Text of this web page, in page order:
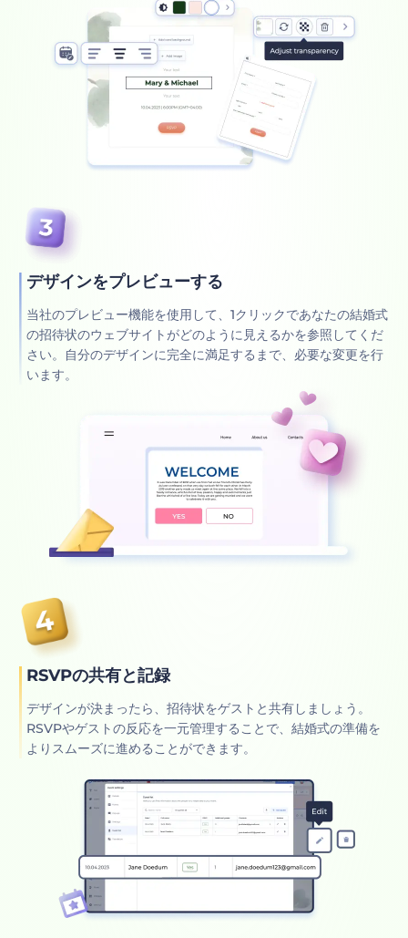
デザインをプレビューする
当社のプレビュー機能を使用して、1クリックであなたの結婚式
の招待状のウェブサイトがどのように見えるかを参照してくだ
さい。自分のデザインに完全に満足するまで、必要な変更を行
います。
RSVPの共有と記録
デザインが決まったら、招待状をゲストと共有しましょう。
RSVPやゲストの反応を一元管理することで、結婚式の準備を
よりスムーズに進めることができます。